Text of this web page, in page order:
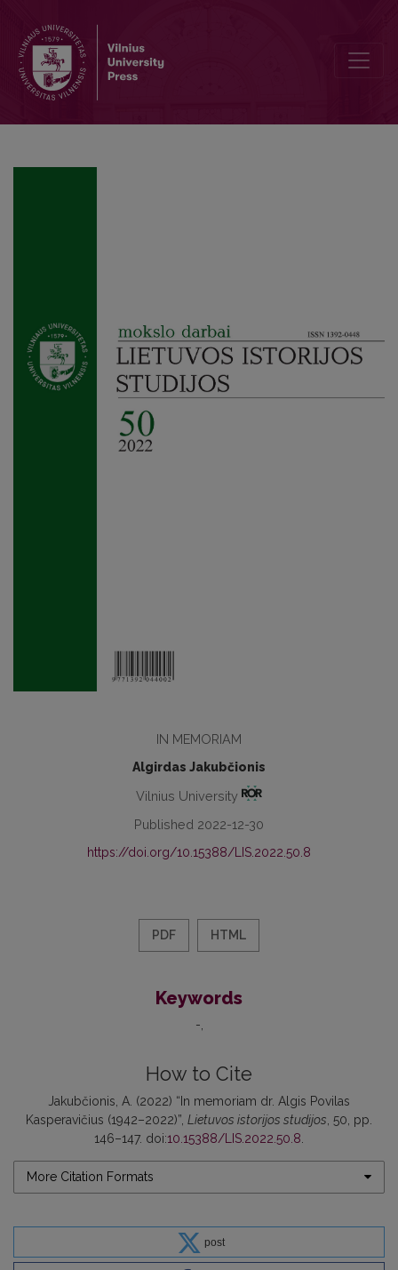
IN MEMORIAM
Algirdas Jakubčionis
Vilnius University
Published 2022-12-30
https://doi.org/10.15388/LIS.2022.50.8
PDF HTML
Keywords
-
How to Cite
Jakubčionis, A. (2022) “In memoriam dr. Algis Povilas
Kasperavičius (1942–2022)”, Lietuvos istorijos studijos , 50, pp.
146–147. doi:10.15388/LIS.2022.50.8
More Citation Formats
post